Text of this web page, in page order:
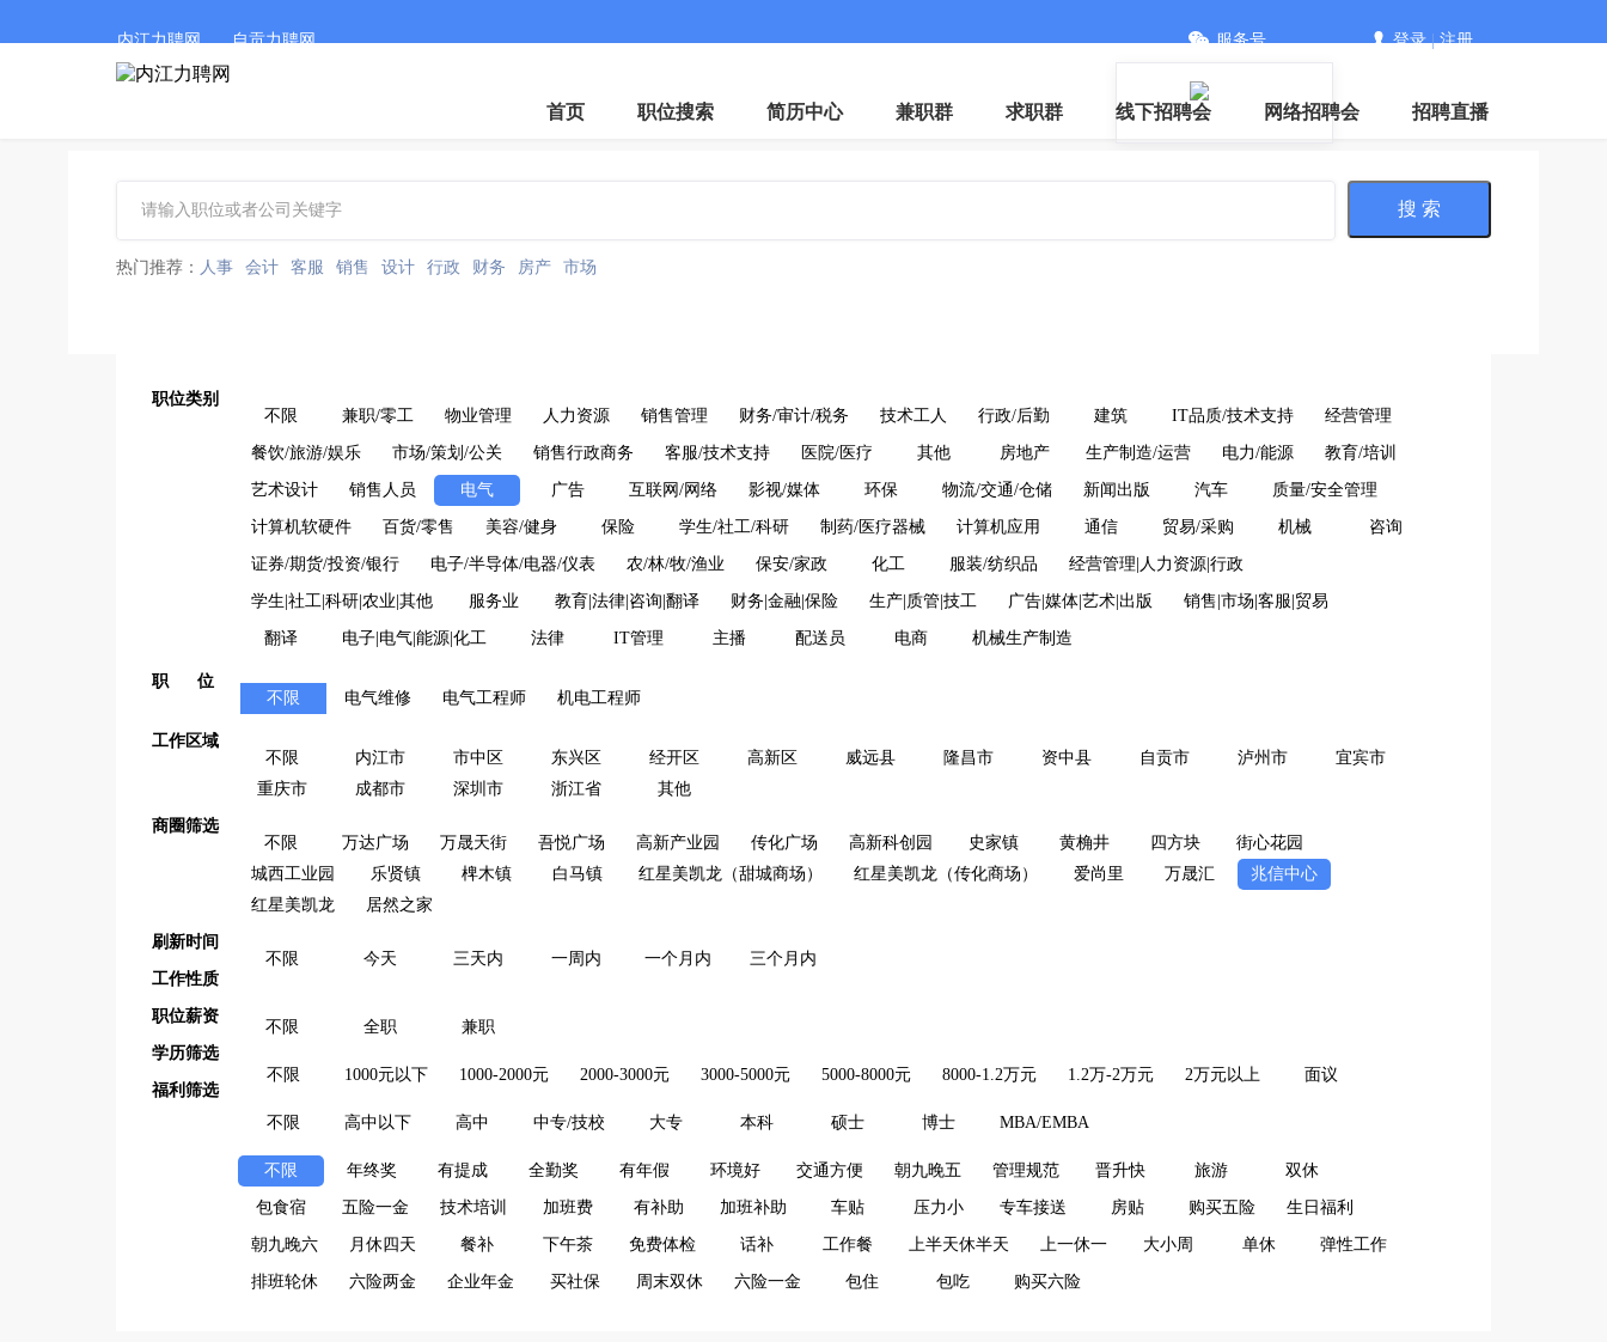
内江力聘网 自贡力聘网
微信
服务号 登录|注册
首页 职位搜索 简历中心 兼职群 求职群 线下招聘会 网络招聘会 招聘直播
搜 索
热门推荐： 人事 会计 客服 销售 设计 行政 财务 房产 市场
职位类别
不限
兼职/零工 物业管理 人力资源 销售管理 财务/审计/税务 技术工人 行政/后勤 建筑 IT品质/技术支持 经营管理
餐饮/旅游/娱乐 市场/策划/公关 销售行政商务 客服/技术支持 医院/医疗 其他 房地产 生产制造/运营 电力/能源 教育/培训
艺术设计 销售人员 电气 广告 互联网/网络 影视/媒体 环保 物流/交通/仓储 新闻出版 汽车 质量/安全管理
计算机软硬件 百货/零售 美容/健身 保险 学生/社工/科研 制药/医疗器械 计算机应用 通信 贸易/采购 机械 咨询
证券/期货/投资/银行 电子/半导体/电器/仪表 农/林/牧/渔业 保安/家政 化工 服装/纺织品 经营管理|人力资源|行政
学生|社工|科研|农业|其他 服务业 教育|法律|咨询|翻译 财务|金融|保险 生产|质管|技工 广告|媒体|艺术|出版 销售|市场|客服|贸易
翻译 电子|电气|能源|化工 法律 IT管理 主播 配送员 电商 机械生产制造
职 位
不限
电气维修 电气工程师 机电工程师
工作区域
不限
内江市 市中区 东兴区 经开区 高新区 威远县 隆昌市 资中县 自贡市 泸州市
宜宾市
重庆市
成都市 深圳市 浙江省 其他
商圈筛选
不限
万达广场 万晟天街 吾悦广场 高新产业园 传化广场 高新科创园 史家镇 黄桷井 四方块
街心花园
城西工业园
乐贤镇 椑木镇 白马镇 红星美凯龙（甜城商场） 红星美凯龙（传化商场） 爱尚里 万晟汇
兆信中心
红星美凯龙
居然之家
刷新时间
不限
今天 三天内 一周内 一个月内
三个月内
工作性质
不限 全职 兼职
职位薪资
不限 1000元以下 1000-2000元 2000-3000元 3000-5000元 5000-8000元 8000-1.2万元 1.2万-2万元 2万元以上 面议
学历筛选
不限 高中以下 高中 中专/技校 大专 本科 硕士 博士 MBA/EMBA
福利筛选
不限 年终奖 有提成 全勤奖 有年假 环境好 交通方便 朝九晚五 管理规范 晋升快 旅游 双休
包食宿 五险一金 技术培训 加班费 有补助 加班补助 车贴 压力小 专车接送 房贴 购买五险 生日福利
朝九晚六 月休四天 餐补 下午茶 免费体检 话补 工作餐 上半天休半天 上一休一 大小周 单休 弹性工作
排班轮休 六险两金 企业年金 买社保 周末双休 六险一金 包住 包吃 购买六险